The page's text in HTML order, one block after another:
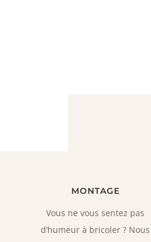
MONTAGE
Vous ne vous sentez pas
d’humeur à bricoler ? Nous